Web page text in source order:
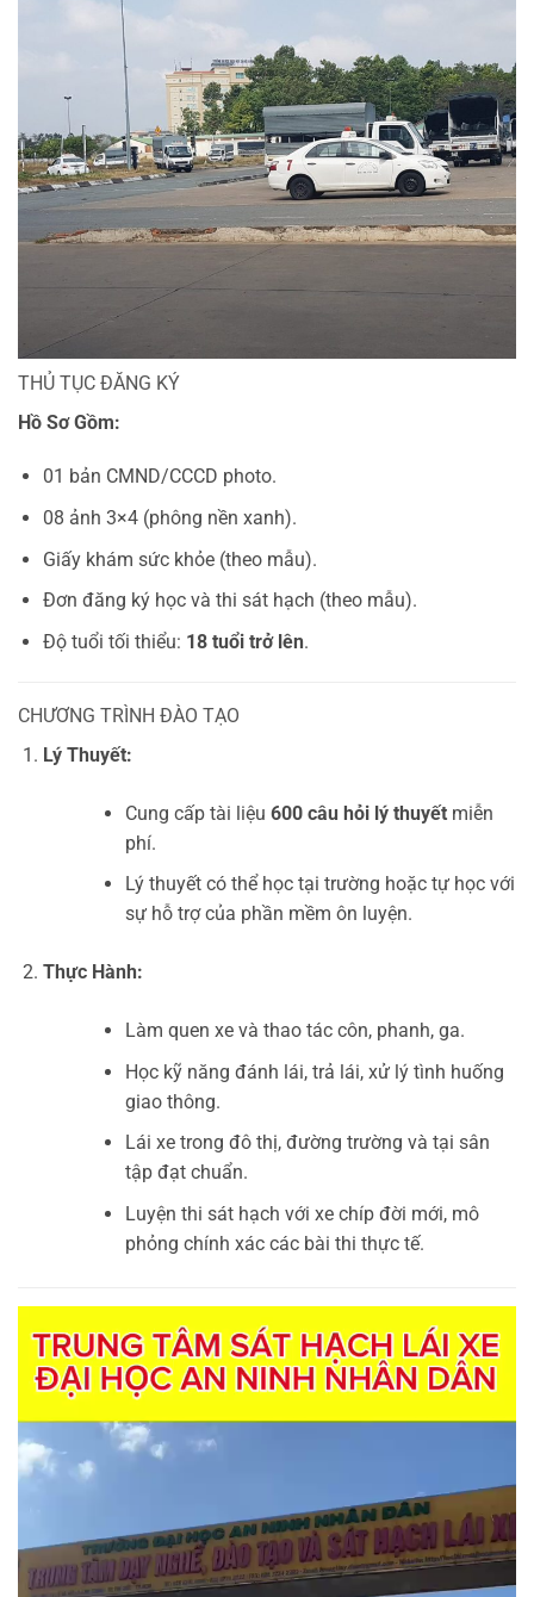
THỦ TỤC ĐĂNG KÝ
Hồ Sơ Gồm:
01 bản CMND/CCCD photo.
08 ảnh 3×4 (phông nền xanh).
Giấy khám sức khỏe (theo mẫu).
Đơn đăng ký học và thi sát hạch (theo mẫu).
Độ tuổi tối thiểu: 18 tuổi trở lên.
CHƯƠNG TRÌNH ĐÀO TẠO
Lý Thuyết:
Cung cấp tài liệu 600 câu hỏi lý thuyếtmiễn
phí.
Lý thuyết có thể học tại trường hoặc tự học với
sự hỗ trợ của phần mềm ôn luyện.
Thực Hành:
Làm quen xe và thao tác côn, phanh, ga.
Học kỹ năng đánh lái, trả lái, xử lý tình huống
giao thông.
Lái xe trong đô thị, đường trường và tại sân
tập đạt chuẩn.
Luyện thi sát hạch với xe chíp đời mới, mô
phỏng chính xác các bài thi thực tế.
Video